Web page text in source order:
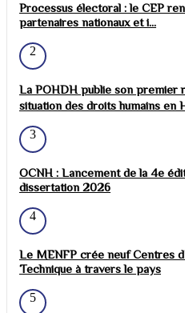
Processus électoral : le CEP
partenaires nationaux et i...
2
La POHDH publie son premier
situation des droits humains en
3
OCNH : Lancement de la 4e
dissertation 2026
4
Le MENFP crée neuf Centres
Technique à travers le pays
5